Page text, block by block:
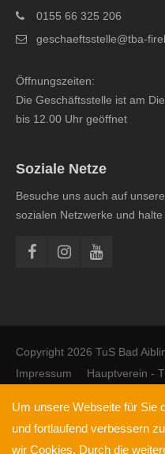
0155 66 325 206
geschaeftsstelle@tba-
Öffnungszeiten:
Die Geschäftsstelle ist am
bis 12.00 Uhr geöffnet
Soziale Netze
Besuche uns auch auf
sozialen Netzwerke und
Copyright 2026 TuS Bad
Impressum
Hauptverein -
Um unsere Webseite für Sie
und fortlaufend verbessern
wir Cookies. Durch die